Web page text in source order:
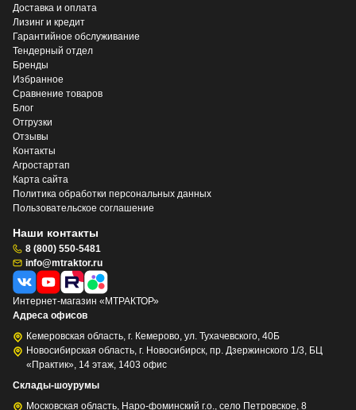
Доставка и оплата
Лизинг и кредит
Гарантийное обслуживание
Тендерный отдел
Бренды
Избранное
Сравнение товаров
Блог
Отгрузки
Отзывы
Контакты
Агростартап
Карта сайта
Политика обработки персональных данных
Пользовательское соглашение
Наши контакты
8 (800) 550-5481
info@mtraktor.ru
Интернет-магазин «МТРАКТОР»
Адреса офисов
Кемеровская область, г. Кемерово, ул. Тухачевского, 40Б
Новосибирская область, г. Новосибирск, пр. Дзержинского 1/3, БЦ
«Практик», 14 этаж, 1403 офис
Склады-шоурумы
Московская область, Наро-фоминский г.о., село Петровское, 8